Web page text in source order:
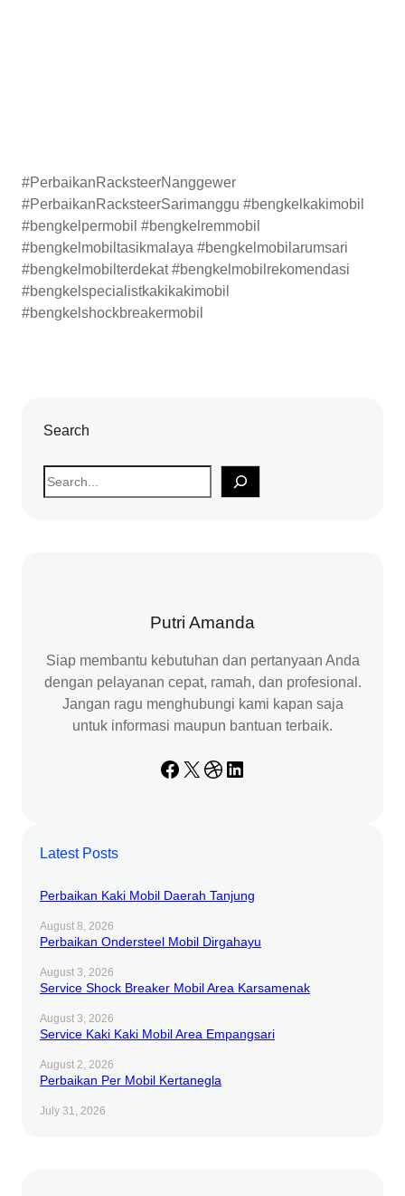
#PerbaikanRacksteerNanggewer
#PerbaikanRacksteerSarimanggu #bengkelkakimobil
#bengkelpermobil #bengkelremmobil
#bengkelmobiltasikmalaya #bengkelmobilarumsari
#bengkelmobilterdekat #bengkelmobilrekomendasi
#bengkelspecialistkakikakimobil
#bengkelshockbreakermobil
Search
S
e
Putri Amanda
Siap membantu kebutuhan dan pertanyaan Anda
dengan pelayanan cepat, ramah, dan profesional.
Jangan ragu menghubungi kami kapan saja
untuk informasi maupun bantuan terbaik.
Facebook X Dribbble LinkedIn
Latest Posts
Perbaikan Kaki Mobil Daerah Tanjung
August 8, 2026
Perbaikan Ondersteel Mobil Dirgahayu
August 3, 2026
Service Shock Breaker Mobil Area Karsamenak
August 3, 2026
Service Kaki Kaki Mobil Area Empangsari
August 2, 2026
Perbaikan Per Mobil Kertanegla
July 31, 2026